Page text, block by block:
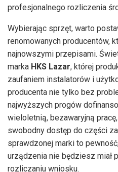
profesjonalnego rozliczenia
Wybierając sprzęt, warto
renomowanych producentów,
najnowszymi przepisami.
marka HKS Lazar, której
zaufaniem instalatorów i
producenta nie tylko bez
najwyższych progów
wieloletnią, bezawaryjną
swobodny dostęp do części
sprawdzonej marki to
urządzenia nie będziesz miał
rozliczaniu wniosku.